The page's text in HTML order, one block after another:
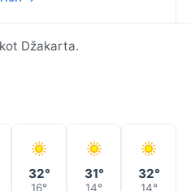
Džakarta.
32°
16°
31°
14°
32°
14°